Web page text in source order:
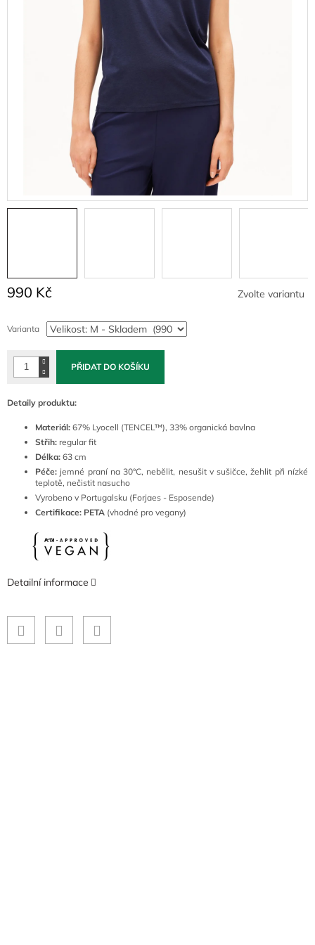
990 Kč
cena:
Zvolte variantu
Varianta
PŘIDAT DO KOŠÍKU
Detaily produktu:
Materiál: 67% Lyocell (TENCEL™), 33% organická bavlna
Střih: regular fit
Délka: 63 cm
Péče: jemné praní na 30°C, nebělit, nesušit v sušičce, žehlit při nízké
teplotě, nečistit nasucho
Vyrobeno v Portugalsku (Forjaes - Esposende)
Certifikace: PETA (vhodné pro vegany)
Detailní informace